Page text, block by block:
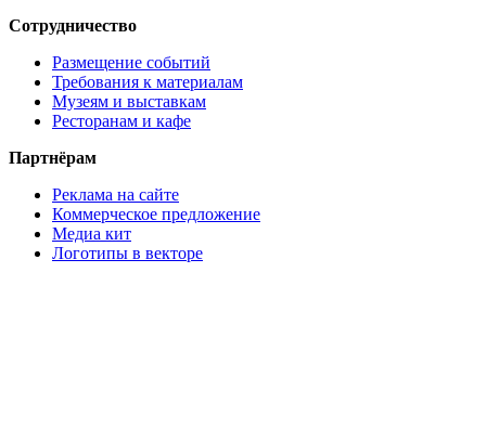
Сотрудничество
Размещение событий
Требования к материалам
Музеям и выставкам
Ресторанам и кафе
Партнёрам
Реклама на сайте
Коммерческое предложение
Медиа кит
Логотипы в векторе